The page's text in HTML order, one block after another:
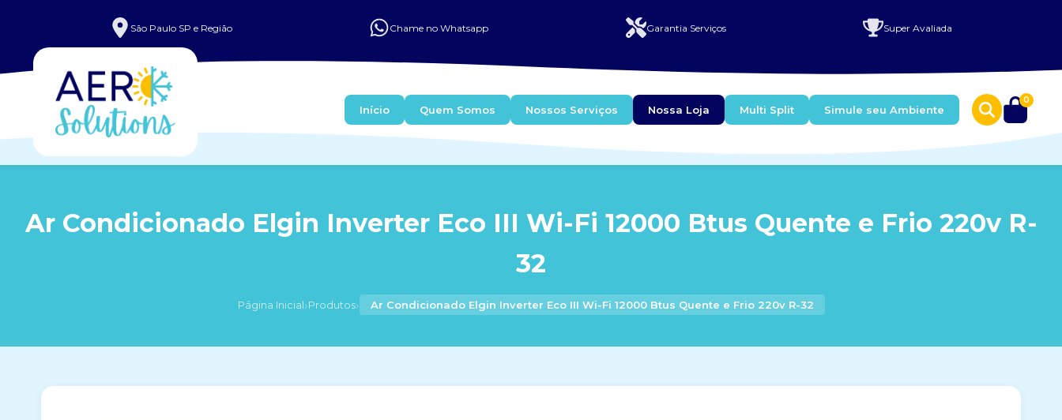
São Paulo SP e Região Chame no Whatsapp Garantia Serviços Super Avaliada
Início Quem Somos Nossos Serviços Nossa Loja Multi Split Simule seu Ambiente
0
Ar Condicionado Elgin Inverter Eco III Wi-Fi 12000 Btus Quente e Frio 220v R-
32
Página Inicial›Produtos› Ar Condicionado Elgin Inverter Eco III Wi-Fi 12000 Btus Quente e Frio 220v R-32